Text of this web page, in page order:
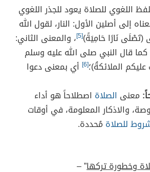
اللغوي للصلاة يعود للجذر اللغوي
إلى أصلين الأول: النار، لقول الله
(تَصْلَى نَارًا حَامِيَةً)[5] ، والمعنى الثاني:
كما قال النبي صلى الله عليه وسلم
الملائكةُ)؛[6]
أي بمعنى دعوا
معنى الصلاة اصطلاحاً هو أداء
والاذكار المعلومة، في أوقات
للصلاة مُحددة.
وخطورة تركها” –